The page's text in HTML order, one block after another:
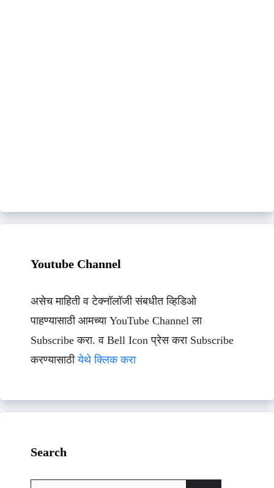
Youtube Channel
असेच माहिती व टेक्नॉलॉजी संबधीत व्हिडिओ
पाहण्यासाठी आमच्या YouTube Channel ला
Subscribe करा. व Bell Icon प्रेस करा Subscribe
करण्यासाठीयेथे क्लिक करा
Search